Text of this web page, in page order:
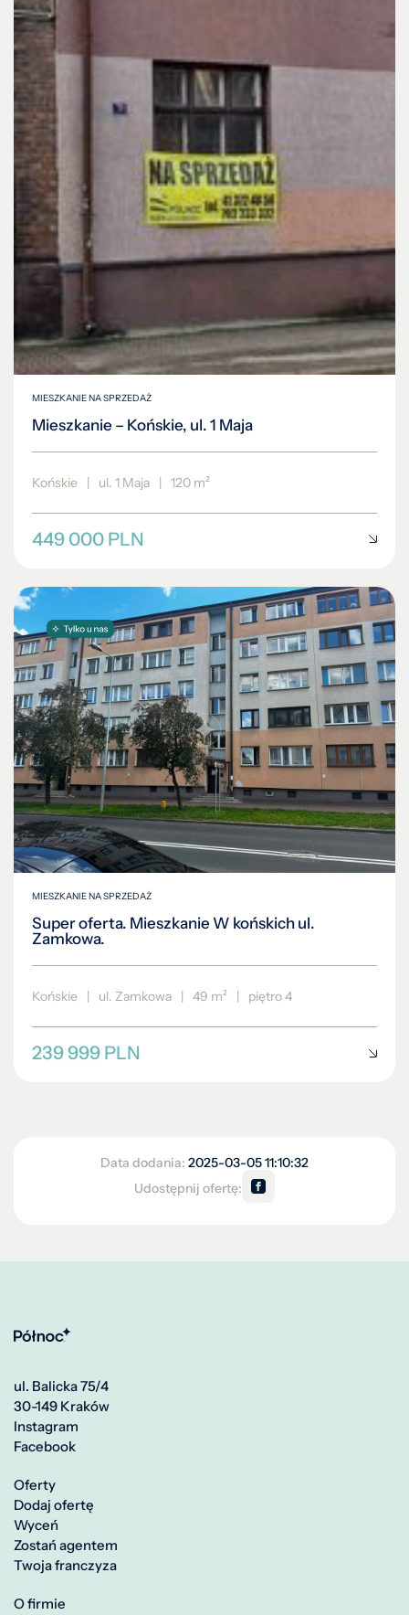
MIESZKANIE NA SPRZEDAŻ
Mieszkanie – Końskie, ul. 1 Maja
Końskie | ul. 1 Maja | 120 m²
449 000 PLN
MIESZKANIE NA SPRZEDAŻ
Super oferta. Mieszkanie W końskich ul.
Zamkowa.
Końskie ul. Zamkowa 49 m² piętro 4
239 999 PLN
Data dodania: 2025-03-05 11:10:32
Udostępnij ofertę:
ul. Balicka 75/4
30-149 Kraków
Instagram
Facebook
Oferty
Dodaj ofertę
Wyceń
Zostań agentem
Twoja franczyza
O firmie